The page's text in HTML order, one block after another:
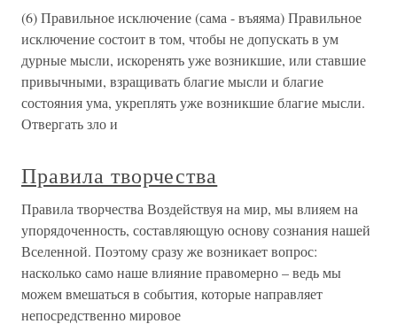
(6) Правильное исключение (сама - въяяма) Правильное
исключение состоит в том, чтобы не допускать в ум
дурные мысли, искоренять уже возникшие, или ставшие
привычными, взращивать благие мысли и благие
состояния ума, укреплять уже возникшие благие мысли.
Отвергать зло и
Правила творчества
Правила творчества Воздействуя на мир, мы влияем на
упорядоченность, составляющую основу сознания нашей
Вселенной. Поэтому сразу же возникает вопрос:
насколько само наше влияние правомерно – ведь мы
можем вмешаться в события, которые направляет
непосредственно мировое